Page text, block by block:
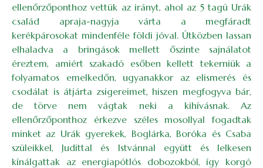
ellenőrzőponthoz vettük az irányt, ahol az 5 tagú Urák
család apraja-nagyja várta a megfáradt
kerékpárosokat mindenféle földi jóval. Útközben lassan
elhaladva a bringások mellett őszinte sajnálatot
éreztem, amiért szakadó esőben kellett tekerniük a
folyamatos emelkedőn, ugyanakkor az elismerés és
csodálat is átjárta zsigereimet, hiszen megfogyva bár,
de törve nem vágtak neki a kihívásnak. Az
ellenőrzőponthoz érkezve széles mosollyal fogadtak
minket az Urák gyerekek, Boglárka, Boróka és Csaba
szüleikkel, Judittal és Istvánnal együtt és lelkesen
kínálgattak az energiapótlós dobozokból, így korgó